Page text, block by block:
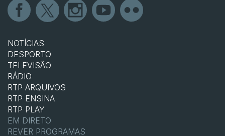
NOTÍCIAS
DESPORTO
TELEVISÃO
RÁDIO
RTP ARQUIVOS
RTP ENSINA
RTP PLAY
EM DIRETO
REVER PROGRAMAS